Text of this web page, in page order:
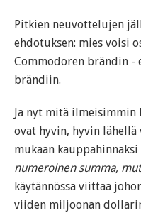
Pitkien neuvottelujen
ehdotuksen: mies voisi
Commodoren brändin -
brändiin.
Ja nyt mitä ilmeisimmin
ovat hyvin, hyvin
mukaan
numeroinen summa,
käytännössä viittaa
viiden miljoonan